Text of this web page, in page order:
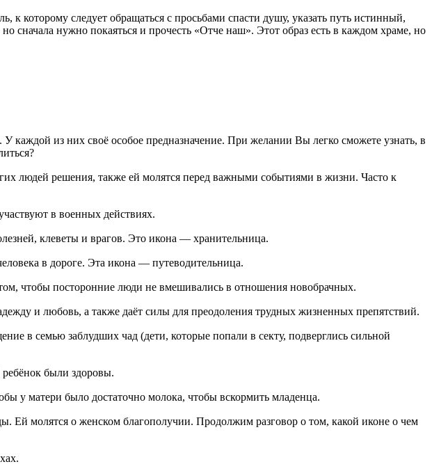
которому следует обращаться с просьбами спасти душу, указать путь истинный,
сначала нужно покаяться и прочесть «Отче наш». Этот образ есть в каждом храме, но
каждой из них своё особое предназначение. При желании Вы легко сможете узнать, в
людей решения, также ей молятся перед важными событиями в жизни. Часто к
в военных действиях.
клеветы и врагов. Это икона — хранительница.
в дороге. Эта икона — путеводительница.
чтобы посторонние люди не вмешивались в отношения новобрачных.
и любовь, а также даёт силы для преодоления трудных жизненных препятствий.
в семью заблудших чад (дети, которые попали в секту, подверглись сильной
были здоровы.
у матери было достаточно молока, чтобы вскормить младенца.
Ей молятся о женском благополучии. Продолжим разговор о том, какой иконе о чем